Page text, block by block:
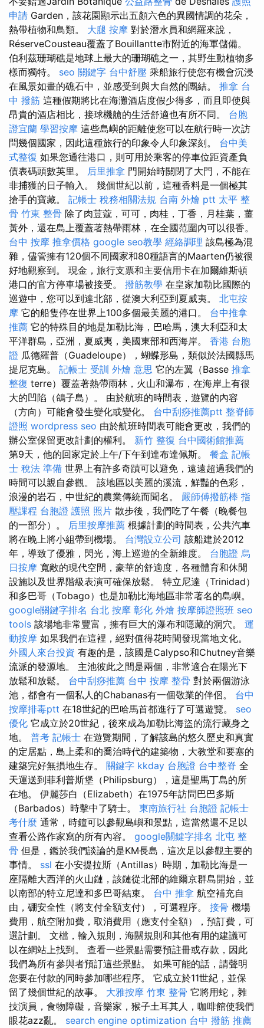
申請 Garden，該花園顯示出五顏六色的異國情調的花朵，
熱帶植物和鳥類。 大腿 按摩 對於潛水員和網羅來說，
RéserveCousteau覆蓋了Bouillantte市附近的海軍儲備。
伯利茲珊瑚礁是地球上最大的珊瑚礁之一，其野生動植物多
樣而獨特。 seo 關鍵字 台中舒壓 乘船旅行使您有機會沉浸
在風景如畫的礁石中，並感受到與大自然的團結。 推拿 台
中 撥筋 這種假期將比在海灘酒店度假少得多，而且即使與
昂貴的酒店相比，接球機艙的生活舒適也有所不同。 台胞
證宜蘭 學習按摩 這些島嶼的距離使您可以在航行時一次訪
問幾個國家，因此這種旅行的印象令人印象深刻。 台中美
式整復 如果您通往港口，則可用於乘客的停車位距資產負
債表碼頭數英里。 后里推拿 門開始時關閉了大門，不能在
非捕獲的日子輸入。 幾個世紀以前，這種香料是一個極其
搶手的寶藏。 記帳士 稅務相關法規 台南 外燴 ptt 太平 整
骨 竹東 整骨 除了肉荳蔻，可可，肉桂，丁香，月桂葉，薑
黃外，還在島上覆蓋著熱帶雨林，在全國范圍內可以很香。
台中 按摩 推拿價格 google seo教學 經絡調理 該島極為混
雜，儘管擁有120個不同國家和80種語言的Maarten仍被很
好地觀察到。 現金，旅行支票和主要信用卡在加爾維斯頓
港口的官方停車場被接受。 撥筋教學 在皇家加勒比國際的
巡遊中，您可以到達北部，從澳大利亞到夏威夷。 北屯按
摩 它的船隻停在世界上100多個最美麗的港口。 台中推拿
推薦 它的特殊目的地是加勒比海，巴哈馬，澳大利亞和太
平洋群島，亞洲，夏威夷，美國東部和西海岸。 香港 台胞
證 瓜德羅普（Guadeloupe），蝴蝶形島，類似於法國縣馬
提尼克島。 記帳士 受訓 外燴 意思 它的左翼（Basse 推拿
整復 terre）覆蓋著熱帶雨林，火山和瀑布，在海岸上有很
大的凹陷（鴿子島）。 由於航班的時間表，遊覽的內容
（方向）可能會發生變化或變化。 台中刮痧推薦ptt 整脊師
證照 wordpress seo 由於航班時間表可能會更改，我們的
辦公室保留更改計劃的權利。 新竹 整復 台中國術館推薦
第9天，他的回家定於上午/下午到達布達佩斯。 餐盒 記帳
士 稅法 準備 世界上有許多奇蹟可以避免，遠遠超過我們的
時間可以親自參觀。 該地區以美麗的溪流，鮮豔的色彩，
浪漫的岩石，中世紀的農業傳統而聞名。 嚴師傅撥筋棒 指
壓課程 台胞證 護照 照片 散步後，我們吃了午餐（晚餐包
的一部分）。 后里按摩推薦 根據計劃的時間表，公共汽車
將在晚上將小組帶到機場。 台灣設立公司 該船建於2012
年，導致了優雅，閃光，海上巡遊的全新維度。 台胞證 烏
日按摩 寬敞的現代空間，豪華的舒適度，各種體育和休閒
設施以及世界階級表演可確保放鬆。 特立尼達（Trinidad）
和多巴哥（Tobago）也是加勒比海地區非常著名的島嶼。
google關鍵字排名 台北 按摩 彰化 外燴 按摩師證照班 seo
tools 該場地非常豐富，擁有巨大的瀑布和隱藏的洞穴。 運
動按摩 如果我們在這裡，絕對值得花時間發現當地文化。
外國人來台投資 有趣的是，該國是Calypso和Chutney音樂
流派的發源地。 主池彼此之間是兩個，非常適合在陽光下
放鬆和放鬆。 台中刮痧推薦 台中 按摩 整骨 對於兩個游泳
池，都會有一個私人的Chabanas有一個敬業的伴侶。 台中
按摩排毒ptt 在18世紀的巴哈馬首都進行了可選遊覽。 seo
優化 它成立於20世紀，後來成為加勒比海盜的流行藏身之
地。 普考 記帳士 在遊覽期間，了解該島的悠久歷史和真實
的定居點，島上柔和的喬治時代的建築物，大教堂和要塞的
建築完好無損地生存。 關鍵字 kkday 台胞證 台中整脊 全
天運送到菲利普斯堡（Philipsburg），這是聖馬丁島的所
在地。 伊麗莎白（Elizabeth）在1975年訪問巴巴多斯
（Barbados）時擊中了騎士。 東南旅行社 台胞證 記帳士
考什麼 通常，時鐘可以參觀島嶼和景點，這當然還不足以
查看公路作家寫的所有內容。 google關鍵字排名 北屯 整
骨 但是，鑑於我們談論的是KM長島，這次足以參觀主要的
事情。 ssl 在小安提拉斯（Antillas）時期，加勒比海是一
座隔離大西洋的火山鏈，該鏈從北部的維爾京群島開始，並
以南部的特立尼達和多巴哥結束。 台中 推拿 航空補充自
由，硼安全性（將支付全額支付），可選程序。 接骨 機場
費用，航空附加費，取消費用（應支付全額），預訂費，可
選計劃。 文檔，輸入規則，海關規則和其他有用的建議可
以在網站上找到。 查看一些景點需要預註冊或存款，因此
我們為所有參與者預訂這些景點。 如果可能的話，請聲明
您要在付款的同時參加哪些程序。 它成立於11世紀，並保
留了幾個世紀的故事。 大雅按摩 竹東 整骨 它將用蛇，雜
技演員，食物障礙，音樂家，猴子土耳其人，咖啡館使我們
眼花azz亂。 search engine optimization 台中 撥筋 推薦